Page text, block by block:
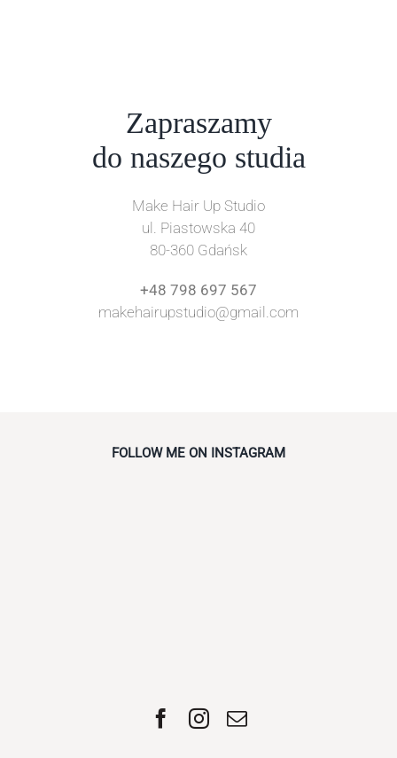
Zapraszamy
do naszego studia
Make Hair Up Studio
ul. Piastowska 40
80-360 Gdańsk
+48 798 697 567
makehairupstudio@gmail.com
FOLLOW ME ON INSTAGRAM